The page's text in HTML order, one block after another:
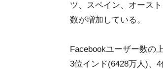
ツ、スペイン、オース
数が増加している。
Facebookユーザー数の
3位インド(6428万人)、